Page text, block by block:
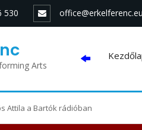
530 office@erkelferenc.eu
Arts
Attila a Bartók rádióban